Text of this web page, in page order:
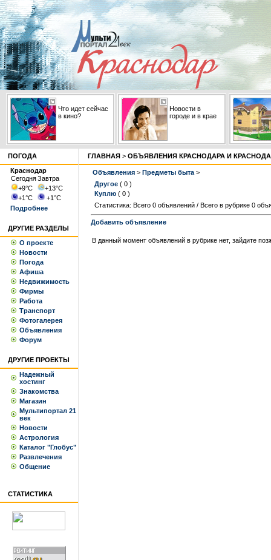
Что идет сейчас
в кино?
Новости в
городе и в крае
ПОГОДА
Краснодар
СегодняЗавтра
+9°С +13°С
+1°С +1°С
Подробнее
ДРУГИЕ РАЗДЕЛЫ
О проекте
Новости
Погода
Афиша
Недвижимость
Фирмы
Работа
Транспорт
Фотогалерея
Объявления
Форум
ДРУГИЕ ПРОЕКТЫ
Надежный
хостинг
Знакомства
Магазин
Мультипортал 21
век
Новости
Астрология
Каталог "Глобус"
Развлечения
Общение
СТАТИСТИКА
ГЛАВНАЯ > ОБЪЯВЛЕНИЯ КРАСНОДАРА И
Объявления > Предметы быта >
Другое ( 0 )
Куплю ( 0 )
Статистика: Всего 0 объявлений / Всего в рубрике 0
Добавить объявление
В данный момент объявлений в рубрике нет, зайдите